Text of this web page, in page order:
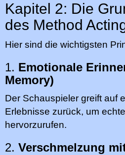
Kapitel 2: Die
des Method
Hier sind die wichtigsten
1. Emotionale
Memory)
Der Schauspieler greift auf
Erlebnisse zurück, um
hervorzurufen.
2. Verschmelzung